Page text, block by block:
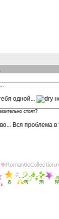
одной...
стоят?
Вся проблема в